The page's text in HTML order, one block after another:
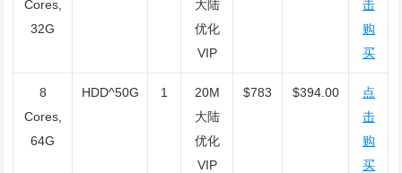
Cores,
32G
大陆
优化
VIP
击
购
买
8
Cores,
64G
HDD^50G 1
20M
大陆
优化
VIP
$783 $394.00
点
击
购
买